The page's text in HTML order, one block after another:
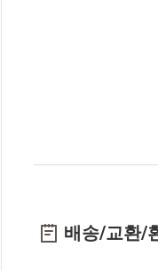
배송/교환/